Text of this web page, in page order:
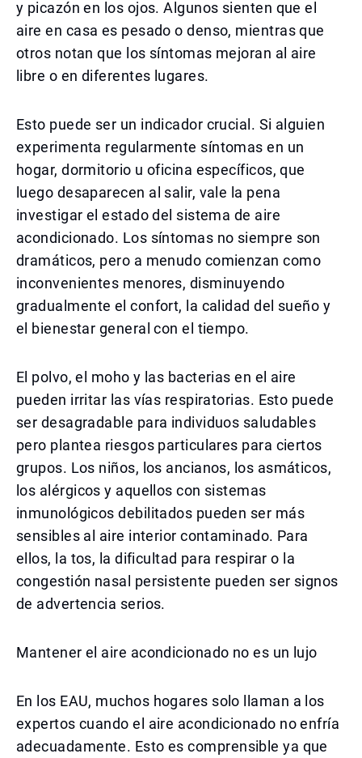
y picazón en los ojos. Algunos sienten que el
aire en casa es pesado o denso, mientras que
otros notan que los síntomas mejoran al aire
libre o en diferentes lugares.
Esto puede ser un indicador crucial. Si alguien
experimenta regularmente síntomas en un
hogar, dormitorio u oficina específicos, que
luego desaparecen al salir, vale la pena
investigar el estado del sistema de aire
acondicionado. Los síntomas no siempre son
dramáticos, pero a menudo comienzan como
inconvenientes menores, disminuyendo
gradualmente el confort, la calidad del sueño y
el bienestar general con el tiempo.
El polvo, el moho y las bacterias en el aire
pueden irritar las vías respiratorias. Esto puede
ser desagradable para individuos saludables
pero plantea riesgos particulares para ciertos
grupos. Los niños, los ancianos, los asmáticos,
los alérgicos y aquellos con sistemas
inmunológicos debilitados pueden ser más
sensibles al aire interior contaminado. Para
ellos, la tos, la dificultad para respirar o la
congestión nasal persistente pueden ser signos
de advertencia serios.
Mantener el aire acondicionado no es un lujo
En los EAU, muchos hogares solo llaman a los
expertos cuando el aire acondicionado no enfría
adecuadamente. Esto es comprensible ya que